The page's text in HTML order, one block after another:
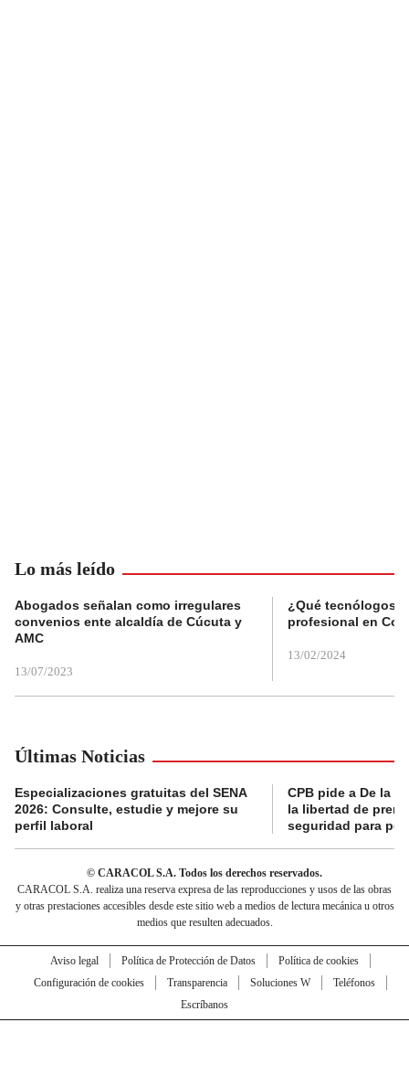
Lo más leído
Abogados señalan como irregulares
convenios ente alcaldía de Cúcuta y
AMC
13/07/2023
¿Qué tecnólogos
profesional en
13/02/2024
Últimas Noticias
Especializaciones gratuitas del SENA
2026: Consulte, estudie y mejore su
perfil laboral
CPB pide a De la
la libertad de
seguridad para
© CARACOL S.A. Todos los derechos reservados.
CARACOL S.A. realiza una reserva expresa de las reproducciones y usos de las obras
y otras prestaciones accesibles desde este sitio web a medios de lectura mecánica u otros
medios que resulten adecuados.
Aviso legal Política de Protección de Datos
Política de cookies
Configuración de cookies
Transparencia Soluciones W
Teléfonos
Escríbanos